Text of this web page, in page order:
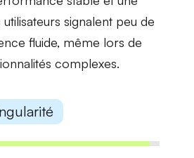
utilisateurs signalent peu de
fluide, même lors de
complexes.